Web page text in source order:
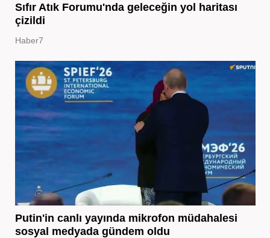
Sıfır Atık Forumu'nda geleceğin yol haritası
çizildi
Haber7
Putin'in canlı yayında mikrofon müdahalesi
sosyal medyada gündem oldu